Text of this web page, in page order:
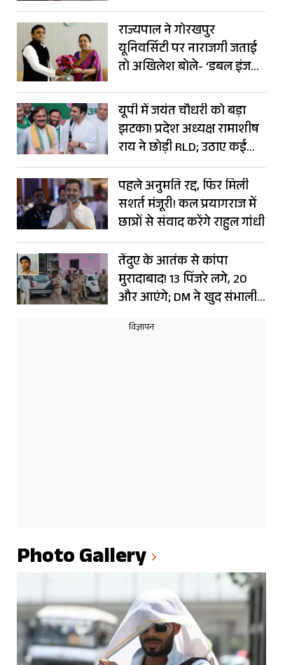
राज्यपाल ने गोरखपुर
यूनिवर्सिटी पर नाराजगी जताई
तो अखिलेश बोले- ‘डबल इंजन’
यूपी में जयंत चौधरी को बड़ा
झटका! प्रदेश अध्यक्ष रामाशीष
राय ने छोड़ी RLD; उठाए कई
सवाल
पहले अनुमति रद्द, फिर मिली
सशर्त मंजूरी! कल प्रयागराज में
छात्रों से संवाद करेंगे राहुल गांधी
तेंदुए के आतंक से कांपा
मुरादाबाद! 13 पिंजरे लगे, 20
और आएंगे; DM ने खुद संभाली
कमान
Photo Gallery